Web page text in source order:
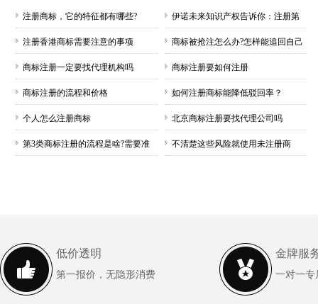
注册商标，它的特征都有哪些? 伊诺未来知识产权告诉你：注册第
26类···
注册香港商标需要注意的事项 商标被抢注怎么办?怎样能追回自己
的商···
商标注册一定要找代理机构吗 商标注册要如何注册
商标注册的流程和价格 如何注册商标能降低驳回率？
个人怎么注册商标 北京商标注册要找代理公司吗
第3类商标注册的流程是啥?需要准 不清楚这些风险就使用未注册商
低价透明
第一报价，无隐形消费
金牌服
一对一专